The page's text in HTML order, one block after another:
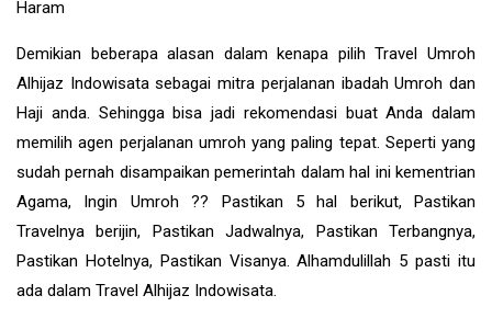
Haram
Demikian beberapa alasan dalam kenapa pilih Travel Umroh
Alhijaz Indowisata sebagai mitra perjalanan ibadah Umroh dan
Haji anda. Sehingga bisa jadi rekomendasi buat Anda dalam
memilih agen perjalanan umroh yang paling tepat. Seperti yang
sudah pernah disampaikan pemerintah dalam hal ini kementrian
Agama, Ingin Umroh ?? Pastikan 5 hal berikut, Pastikan
Travelnya berijin, Pastikan Jadwalnya, Pastikan Terbangnya,
Pastikan Hotelnya, Pastikan Visanya. Alhamdulillah 5 pasti itu
ada dalam Travel Alhijaz Indowisata.